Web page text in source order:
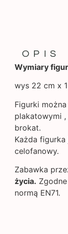
OPIS
Wymiary
wys 22 cm x
Figurki
plakatowymi
brokat.
Każda
celofanowy.
Zabawka
życia.
normą EN71.